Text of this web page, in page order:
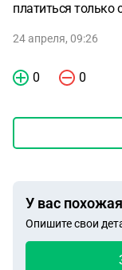
платиться только
24 апреля, 09:26
0 0
У вас
Опишите свои